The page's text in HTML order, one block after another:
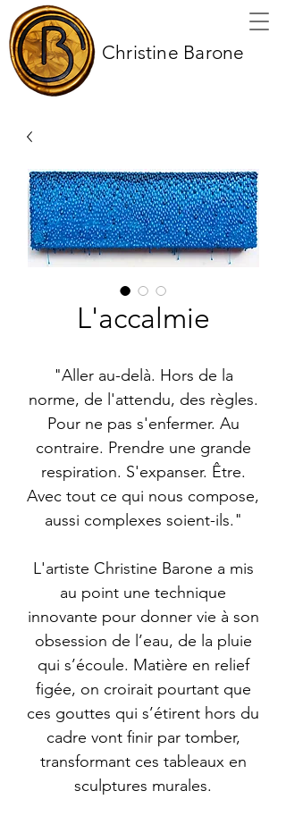
Christine Barone
L'accalmie
"Aller au-delà. Hors de la
norme, de l'attendu, des règles.
Pour ne pas s'enfermer. Au
contraire. Prendre une grande
respiration. S'expanser. Être.
Avec tout ce qui nous compose,
aussi complexes soient-ils."
L'artiste Christine Barone a mis
au point une technique
innovante pour donner vie à son
obsession de l’eau, de la pluie
qui s’écoule. Matière en relief
figée, on croirait pourtant que
ces gouttes qui s’étirent hors du
cadre vont finir par tomber,
transformant ces tableaux en
sculptures murales.